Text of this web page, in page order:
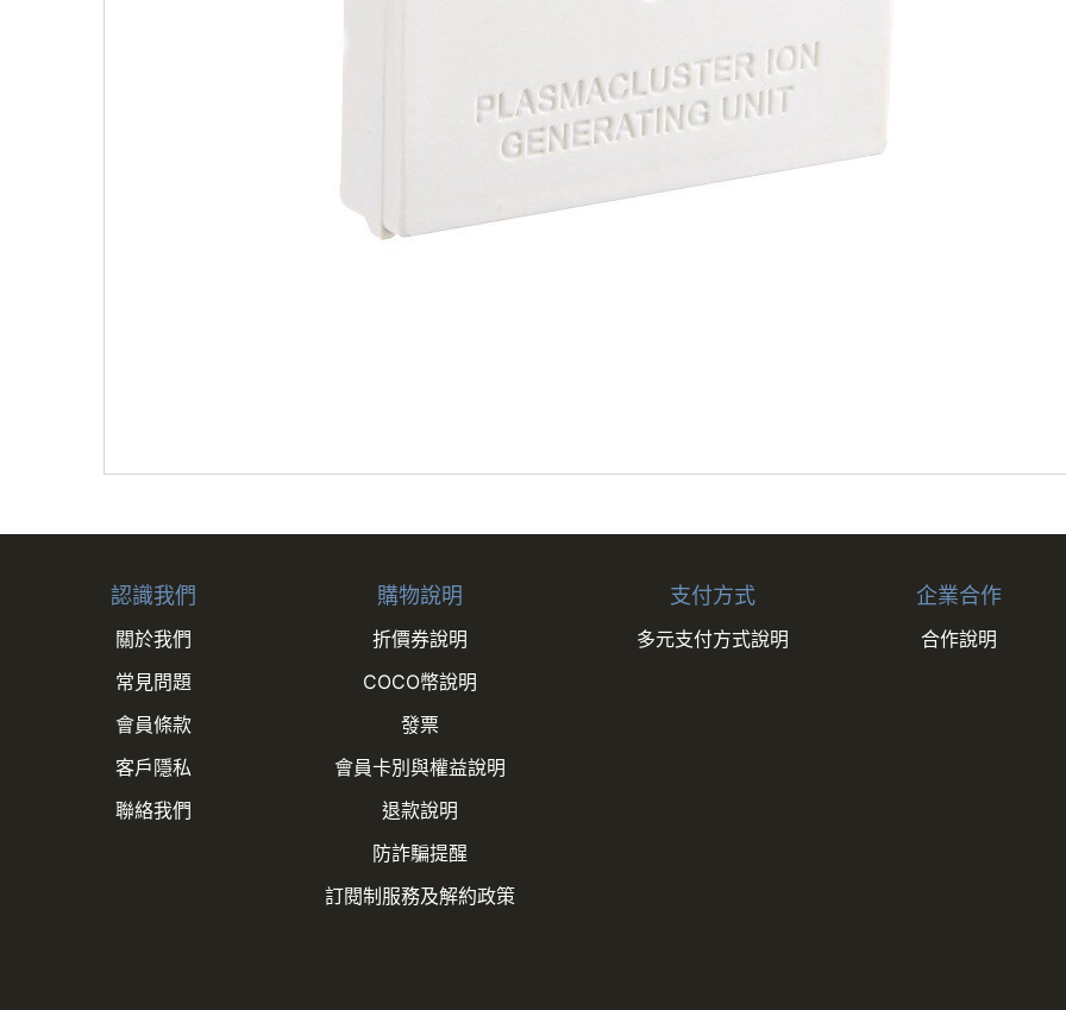
出貨已全程攝影，為保障您購物權益，開箱過程請全程錄影；如有問題請反映客服並提供
數位序號、票卷等非實體商品不提供退換貨服務，其它商品僅限換貨1次。
個人衛生用品除商品本身有瑕疵外，未拆封商品仍享有七天鑑賞期之退貨權利。但已拆封
交易解除權合理例外情事適用準則》，本公司無法接受退換貨。 ※個人衛生用品：泛指與
商品只有台灣本島配送，外島無法配送，暫無提供此服務
商品之實際配貨日期、退換貨日期，依實際狀況為準，原則三個工作天內出貨，物流五個
若為需安裝或是另外施工商品服務，因商品屬性關係，將有專人與您約定安裝及送貨時間。
針對大型商品(包括：大型家電、家具床墊、健身按摩器材、車類...等)，我們將於完成收
日〉將會有專人與您確認相關配送細節等的聯繫。偏遠地區、樓層費及其它加價費用，皆
知，廠商將保留出貨與否的權利。
依照客戶指定配送之商品(約配商品)接獲訂單逾30日您未通知出貨及受領商品，為了保障
單，請客戶重新下單購買。
認識我們
關於我們
常見問題
會員條款
客戶隱私
聯絡我們
購物說明
折價券說明
COCO幣說明
發票
會員卡別與權益說明
退款說明
防詐騙提醒
訂閱制服務及解約政策
支付方式
多元支付方式說明
企業合作
合作說明